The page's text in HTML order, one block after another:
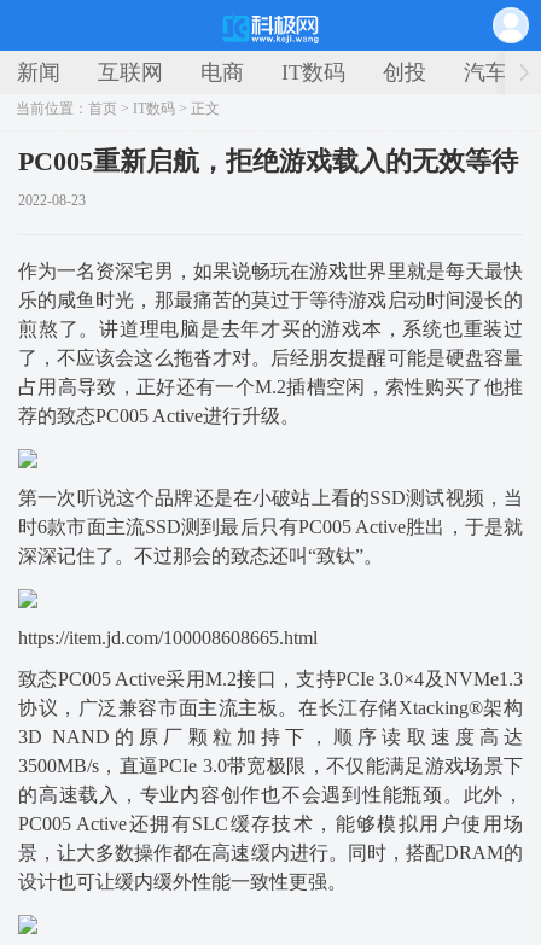
新闻 互联网 电商 IT数码 创投 汽车
当前位置：首页 > IT数码 > 正文
PC005重新启航，拒绝游戏载入的无效等待
2022-08-23
作为一名资深宅男，如果说畅玩在游戏世界里就是每天最快
乐的咸鱼时光，那最痛苦的莫过于等待游戏启动时间漫长的
煎熬了。讲道理电脑是去年才买的游戏本，系统也重装过
了，不应该会这么拖沓才对。后经朋友提醒可能是硬盘容量
占用高导致，正好还有一个M.2插槽空闲，索性购买了他推
荐的致态PC005 Active进行升级。
第一次听说这个品牌还是在小破站上看的SSD测试视频，当
时6款市面主流SSD测到最后只有PC005 Active胜出，于是就
深深记住了。不过那会的致态还叫“致钛”。
https://item.jd.com/100008608665.html
致态PC005 Active采用M.2接口，支持PCIe 3.0×4及NVMe1.3
协议，广泛兼容市面主流主板。在长江存储Xtacking®架构
3D NAND的原厂颗粒加持下，顺序读取速度高达
3500MB/s，直逼PCIe 3.0带宽极限，不仅能满足游戏场景下
的高速载入，专业内容创作也不会遇到性能瓶颈。此外，
PC005 Active还拥有SLC缓存技术，能够模拟用户使用场
景，让大多数操作都在高速缓内进行。同时，搭配DRAM的
设计也可让缓内缓外性能一致性更强。